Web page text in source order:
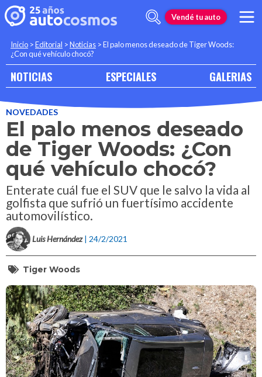
Vendé tu auto
Inicio >Editorial >Noticias >El palo menos deseado de Tiger Woods:
¿Con qué vehículo chocó?
NOTICIAS ESPECIALES GALERIAS
NOVEDADES
El palo menos deseado
de Tiger Woods: ¿Con
qué vehículo chocó?
Enterate cuál fue el SUV que le salvo la vida al
golfista que sufrió un fuertísimo accidente
automovilístico.
Luis Hernández | 24/2/2021
Tiger Woods